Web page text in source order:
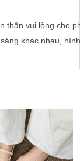
thận,vui lòng cho
khác nhau,